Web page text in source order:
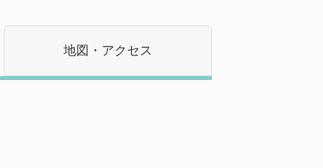
地図・ アクセス